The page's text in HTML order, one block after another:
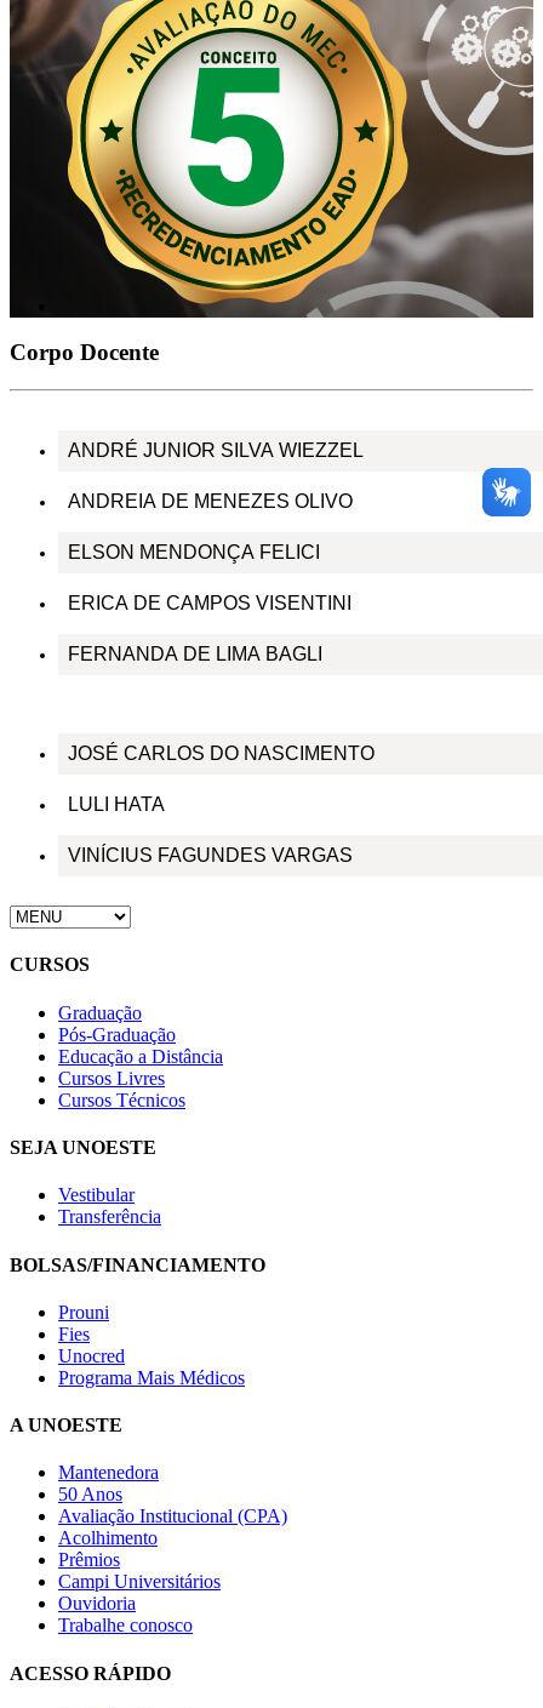
Corpo Docente
ANDRÉ JUNIOR SILVA WIEZZEL
ANDREIA DE MENEZES OLIVO
ELSON MENDONÇA FELICI
ERICA DE CAMPOS VISENTINI
FERNANDA DE LIMA BAGLI
JOSÉ CARLOS DO NASCIMENTO
LULI HATA
VINÍCIUS FAGUNDES VARGAS
CURSOS
Graduação
Pós-Graduação
Educação a Distância
Cursos Livres
Cursos Técnicos
SEJA UNOESTE
Vestibular
Transferência
BOLSAS/FINANCIAMENTO
Prouni
Fies
Unocred
Programa Mais Médicos
A UNOESTE
Mantenedora
50 Anos
Avaliação Institucional (CPA)
Acolhimento
Prêmios
Campi Universitários
Ouvidoria
Trabalhe conosco
ACESSO RÁPIDO